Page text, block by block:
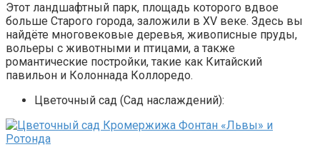
Этот ландшафтный парк, площадь которого вдвое
больше Старого города, заложили в XV веке. Здесь вы
найдёте многовековые деревья, живописные пруды,
вольеры с животными и птицами, а также
романтические постройки, такие как Китайский
павильон и Колоннада Коллоредо.
Цветочный сад (Сад наслаждений):